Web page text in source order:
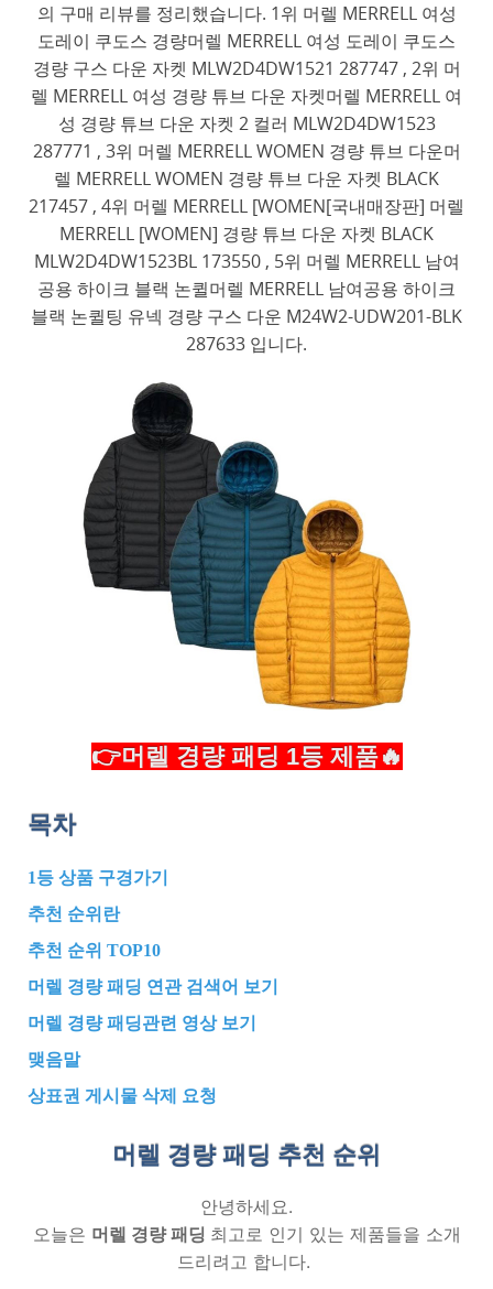
의 구매 리뷰를 정리했습니다. 1위 머렐 MERRELL 여성
도레이 쿠도스 경량머렐 MERRELL 여성 도레이 쿠도스
경량 구스 다운 자켓 MLW2D4DW1521 287747 , 2위 머
렐 MERRELL 여성 경량 튜브 다운 자켓머렐 MERRELL 여
성 경량 튜브 다운 자켓 2 컬러 MLW2D4DW1523
287771 , 3위 머렐 MERRELL WOMEN 경량 튜브 다운머
렐 MERRELL WOMEN 경량 튜브 다운 자켓 BLACK
217457 , 4위 머렐 MERRELL [WOMEN[국내매장판] 머렐
MERRELL [WOMEN] 경량 튜브 다운 자켓 BLACK
MLW2D4DW1523BL 173550 , 5위 머렐 MERRELL 남여
공용 하이크 블랙 논퀼머렐 MERRELL 남여공용 하이크
블랙 논퀼팅 유넥 경량 구스 다운 M24W2-UDW201-BLK
287633 입니다.
👉머렐 경량 패딩 1등 제품🔥
목차
1등 상품 구경가기
추천 순위란
추천 순위 TOP10
머렐 경량 패딩 연관 검색어 보기
머렐 경량 패딩관련 영상 보기
맺음말
상표권 게시물 삭제 요청
머렐 경량 패딩 추천 순위
안녕하세요.
오늘은 머렐 경량 패딩 최고로 인기 있는 제품들을 소개
드리려고 합니다.